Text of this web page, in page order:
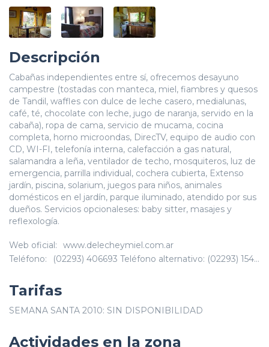
Descripción
Cabañas independientes entre sí, ofrecemos desayuno
campestre (tostadas con manteca, miel, fiambres y quesos
de Tandil, waffles con dulce de leche casero, medialunas,
café, té, chocolate con leche, jugo de naranja, servido en la
cabaña), ropa de cama, servicio de mucama, cocina
completa, horno microondas, DirecTV, equipo de audio con
CD, WI-FI, telefonía interna, calefacción a gas natural,
salamandra a leña, ventilador de techo, mosquiteros, luz de
emergencia, parrilla individual, cochera cubierta, Extenso
jardín, piscina, solarium, juegos para niños, animales
domésticos en el jardín, parque iluminado, atendido por sus
dueños. Servicios opcionaleses: baby sitter, masajes y
reflexología.
Web oficial:
www.delecheymiel.com.ar
Teléfono:
(02293) 406693 Teléfono alternativo: (02293) 1548-6509
Tarifas
SEMANA SANTA 2010: SIN DISPONIBILIDAD
Actividades en la zona